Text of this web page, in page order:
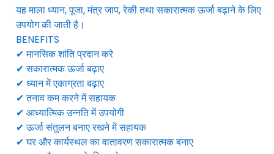
यह माला ध्यान, पूजा, मंत्र जाप, रेकी तथा सकारात्मक ऊर्जा बढ़ाने के लिए
उपयोग की जाती है।
BENEFITS
✔ मानसिक शांति प्रदान करे
✔ सकारात्मक ऊर्जा बढ़ाए
✔ ध्यान में एकाग्रता बढ़ाए
✔ तनाव कम करने में सहायक
✔ आध्यात्मिक उन्नति में उपयोगी
✔ ऊर्जा संतुलन बनाए रखने में सहायक
✔ घर और कार्यस्थल का वातावरण सकारात्मक बनाए